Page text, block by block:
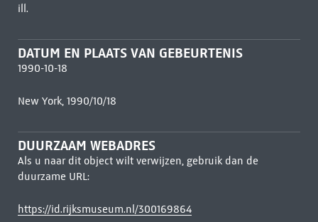
ill.
DATUM EN PLAATS VAN GEBEURTENIS
1990-10-18
New York, 1990/10/18
DUURZAAM WEBADRES
Als u naar dit object wilt verwijzen, gebruik dan de
duurzame URL:
https://id.rijksmuseum.nl/300169864